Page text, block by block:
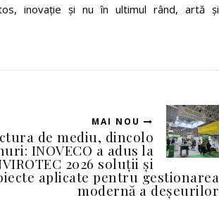
inovație și nu în ultimul rând, artă și
MAI NOU
de mediu, dincolo
INOVECO a adus la
2026 soluții și
aplicate pentru gestionarea
modernă a deșeurilor